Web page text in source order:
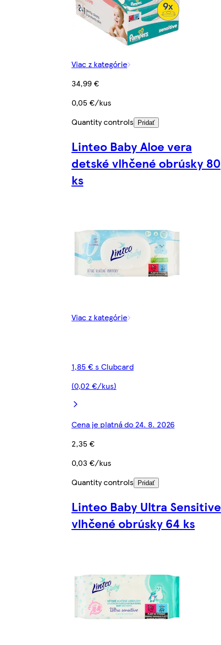
Viac z kategórie
34,99 €
0,05 €/kus
Quantity controls
Pridať
Linteo Baby Aloe vera
detské vlhčené obrúsky 80
ks
Viac z kategórie
1,85 € s Clubcard
(0,02 €/kus)
Cena je platná do 24. 8. 2026
2,35 €
0,03 €/kus
Quantity controls
Pridať
Linteo Baby Ultra Sensitive
vlhčené obrúsky 64 ks